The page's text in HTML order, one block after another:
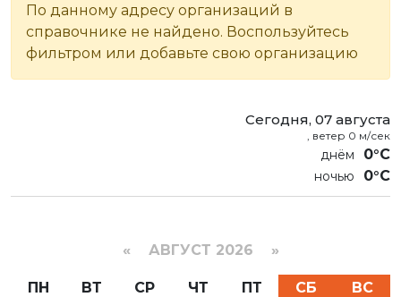
По данному адресу организаций в
справочнике не найдено. Воспользуйтесь
фильтром или добавьте свою организацию
Сегодня, 07 августа
, ветер 0 м/сек
0°C
0°C
« АВГУСТ 2026 »
ПН ВТ СР ЧТ ПТ СБ
ВС